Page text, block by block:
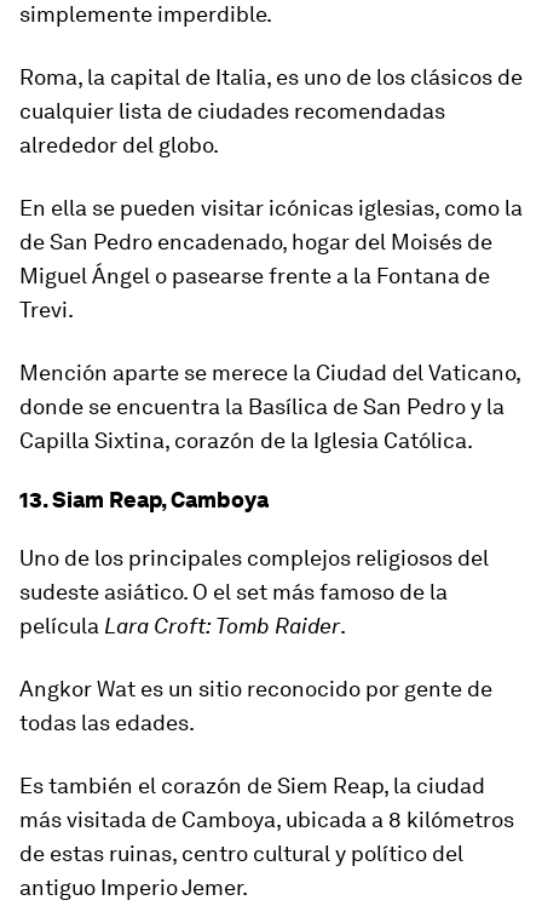
simplemente imperdible.
Roma, la capital de Italia, es uno de los clásicos de
cualquier lista de ciudades recomendadas
alrededor del globo.
En ella se pueden visitar icónicas iglesias, como la
de San Pedro encadenado, hogar del Moisés de
Miguel Ángel o pasearse frente a la Fontana de
Trevi.
Mención aparte se merece la Ciudad del Vaticano,
donde se encuentra la Basílica de San Pedro y la
Capilla Sixtina, corazón de la Iglesia Católica.
13. Siam Reap, Camboya
Uno de los principales complejos religiosos del
sudeste asiático. O el set más famoso de la
película Lara Croft: Tomb Raider.
Angkor Wat es un sitio reconocido por gente de
todas las edades.
Es también el corazón de Siem Reap, la ciudad
más visitada de Camboya, ubicada a 8 kilómetros
de estas ruinas, centro cultural y político del
antiguo Imperio Jemer.